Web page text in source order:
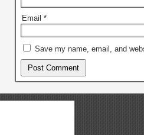
Email *
Save my name, email, and